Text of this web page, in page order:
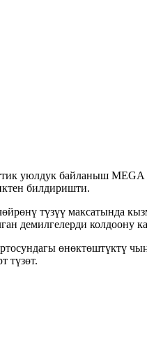
уюлдук байланыш
билдиришти.
түзүү максатында
демилгелерди колдоону
өнөктөштүктү
түзөт.